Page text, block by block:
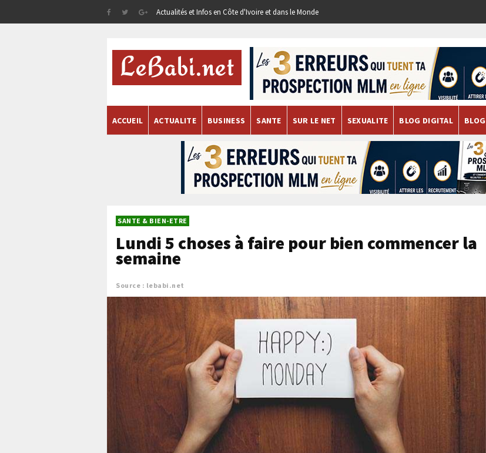
Actualités et Infos en Côte d'Ivoire et dans le Monde
ACCUEIL ACTUALITE BUSINESS SANTE SUR LE NET SEXUALITE BLOG DIGITAL
SANTE & BIEN-ETRE
Lundi 5 choses à faire pour bien commencer la
semaine
Source : lebabi.net